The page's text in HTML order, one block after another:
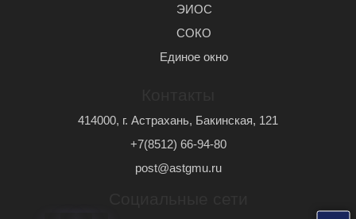
ЭИОС
СОКО
Единое окно
414000, г. Астрахань, Бакинская, 121
+7(8512) 66-94-80
post@astgmu.ru